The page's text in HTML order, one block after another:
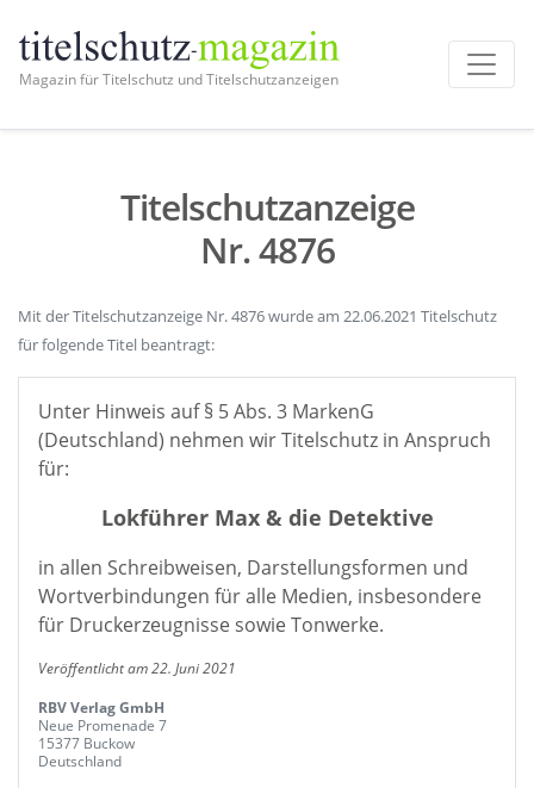
Magazin für Titelschutz und Titelschutzanzeigen
Titelschutzanzeige
Nr. 4876
Mit der Titelschutzanzeige Nr. 4876 wurde am 22.06.2021 Titelschutz
für folgende Titel beantragt:
Unter Hinweis auf § 5 Abs. 3 MarkenG
(Deutschland) nehmen wir Titelschutz in Anspruch
für:
Lokführer Max & die Detektive
in allen Schreibweisen, Darstellungsformen und
Wortverbindungen für alle Medien, insbesondere
für Druckerzeugnisse sowie Tonwerke.
Veröffentlicht am 22. Juni 2021
RBV Verlag GmbH
Neue Promenade 7
15377 Buckow
Deutschland